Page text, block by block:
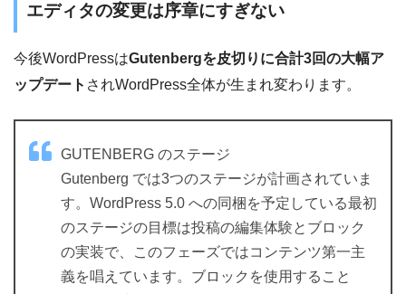
エディタの変更は序章にすぎない
今後WordPressはGutenbergを皮切りに合計3回の大幅ア
ップデート されWordPress全体が生まれ変わります。
GUTENBERG のステージ
Gutenberg では3つのステージが計画されていま
す。WordPress 5.0 への同梱を予定している最初
のステージの目標は投稿の編集体験とブロック
の実装で、このフェーズではコンテンツ第一主
義を唱えています。ブロックを使用すること